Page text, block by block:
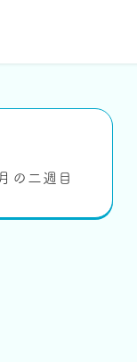
の二週目